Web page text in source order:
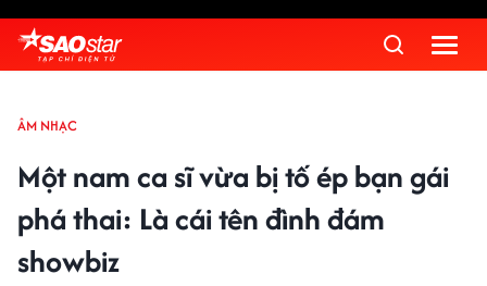
ÂM NHẠC
Một nam ca sĩ vừa bị tố ép bạn gái
phá thai: Là cái tên đình đám
showbiz